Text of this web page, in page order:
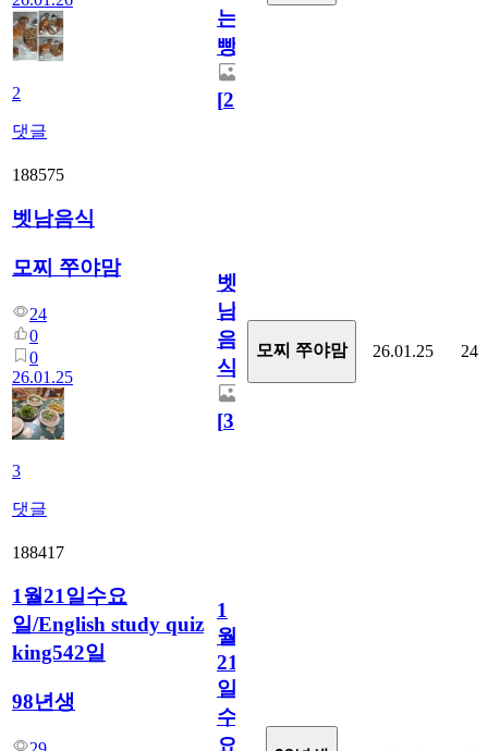
2
댓글
는
빵
[2]
188575
벳남음식
모찌 쭈야맘
24
0
0
26.01.25
3
댓글
벳
남
음
식
[3]
모찌 쭈야맘 26.01.25 24
188417
1월21일수요
일/English study quiz
king542일
98년생
1
월
21
일
수
요